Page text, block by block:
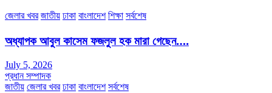
জেলার খবর জাতীয় ঢাকা বাংলাদেশ শিক্ষা সর্বশেষ
অধ্যাপক আবুল কাসেম ফজলুল হক মারা গেছেন….
July 5, 2026
প্রধান সম্পাদক
জাতীয় জেলার খবর ঢাকা বাংলাদেশ সর্বশেষ